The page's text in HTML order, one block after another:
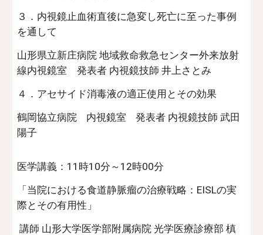
３．内視鏡止血術直後に急変し死亡に至った事例
を通して
山形県立新庄病院 地域救命救急センター外来放射
線内視鏡室 発表者 内視鏡技師 井上さとみ
４．アセサイド消毒液の適正使用とその効果
鶴岡協立病院 内視鏡室 発表者 内視鏡技師 武田
陽子
医学講義：11時10分～12時00分
「当院における食道静脈瘤の治療戦略：EISLの実
際とその有用性」
講師 山形大学医学部附属病院 光学医療診療部 槙